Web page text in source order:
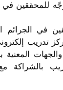
للمحققين في
في الجرائم
تدريب
المعنية